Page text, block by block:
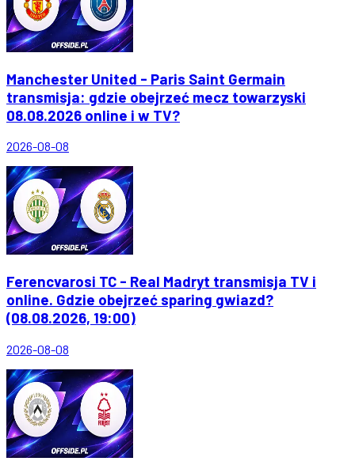
Manchester United - Paris Saint Germain
transmisja: gdzie obejrzeć mecz towarzyski
08.08.2026 online i w TV?
2026-08-08
Ferencvarosi TC - Real Madryt transmisja TV i
online. Gdzie obejrzeć sparing gwiazd?
(08.08.2026, 19:00)
2026-08-08